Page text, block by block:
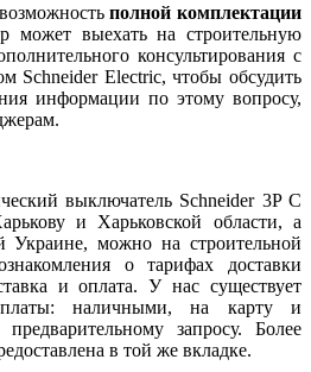
полной комплектации
может выехать на строительную
консультирования с
Schneider Electric, чтобы обсудить
информации по этому вопросу,
выключатель Schneider 3P C
и Харьковской области, а
Украине, можно на строительной
о тарифах доставки
и оплата. У нас существует
наличными, на карту и
запросу. Более
в той же вкладке.